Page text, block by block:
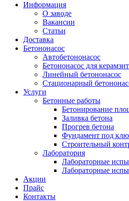
Информация
О заводе
Вакансии
Статьи
Доставка
Бетононасос
Автобетононасос
Бетононасос для
Линейный бетононасос
Стационарный
Услуги
Бетонные работы
Бетонирование
Заливка бетона
Прогрев бетона
Фундамент под
Строительный
Лаборатория
Лабораторные
Лабораторные
Акции
Прайс
Контакты